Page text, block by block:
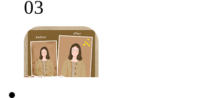
竹叶视频高清影视免
03